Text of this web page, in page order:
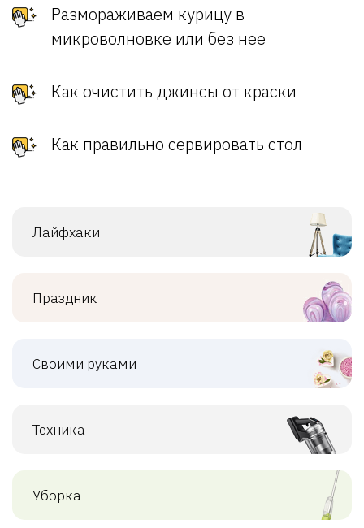
Размораживаем курицу в
микроволновке или без нее
Как очистить джинсы от краски
Как правильно сервировать стол
Лайфхаки
Праздник
Своими руками
Техника
Уборка